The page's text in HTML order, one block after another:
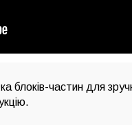
блоків-частин для